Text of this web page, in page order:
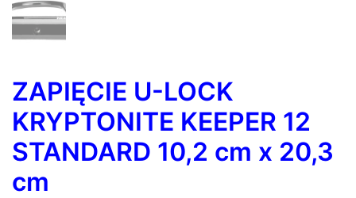
ZAPIĘCIE U-LOCK
KRYPTONITE KEEPER 12
STANDARD 10,2 cm x 20,3
cm